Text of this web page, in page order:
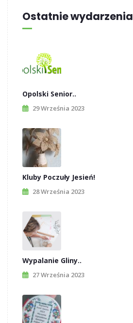
Ostatnie wydarzenia
Opolski Senior..
29 Września 2023
Kluby Poczuły Jesień!
28 Września 2023
Wypalanie Gliny..
27 Września 2023